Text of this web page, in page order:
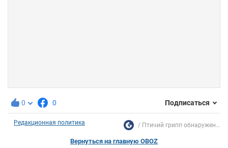
0 0 Подписаться
Редакционная политика Птичий грипп обнаружен...
Вернуться на главную OBOZ